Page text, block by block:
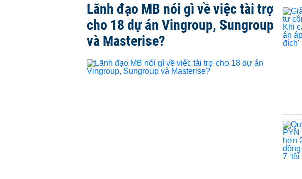
Lãnh đạo MB nói gì về việc tài trợ
cho 18 dự án Vingroup, Sungroup
và Masterise?